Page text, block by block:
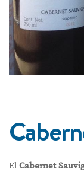
El Cabernet